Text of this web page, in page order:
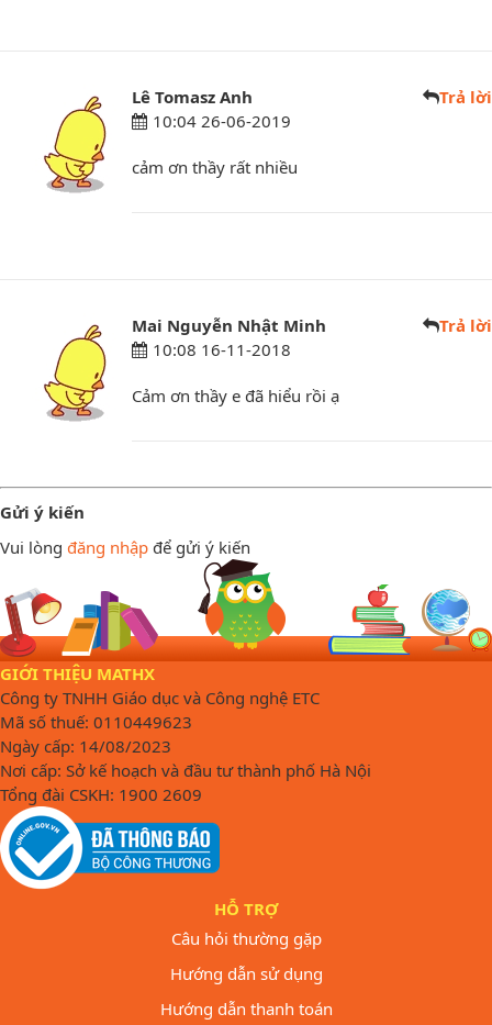
Lê Tomasz Anh
Trả lời
10:04 26-06-2019
cảm ơn thầy rất nhiều
Mai Nguyễn Nhật Minh
Trả lời
10:08 16-11-2018
Cảm ơn thầy e đã hiểu rồi ạ
Gửi ý kiến
Vui lòng đăng nhập để gửi ý kiến
GIỚI THIỆU MATHX
Công ty TNHH Giáo dục và Công nghệ ETC
Mã số thuế: 0110449623
Ngày cấp: 14/08/2023
Nơi cấp: Sở kế hoạch và đầu tư thành phố Hà Nội
Tổng đài CSKH: 1900 2609
HỖ TRỢ
Câu hỏi thường gặp
Hướng dẫn sử dụng
Hướng dẫn thanh toán